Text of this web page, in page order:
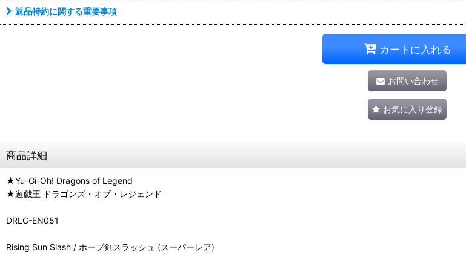
返品特約に関する重要事項
カートに入れる
お問い合わせ
お気に入り登録
商品詳細
★Yu-Gi-Oh! Dragons of Legend
★遊戯王 ドラゴンズ・オブ・レジェンド
DRLG-EN051
Rising Sun Slash / ホープ剣スラッシュ (スーパーレア)